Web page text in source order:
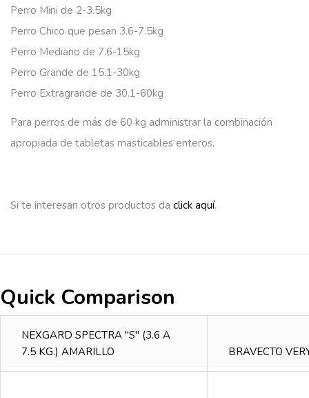
Perro Mini de 2-3.5kg
Perro Chico que pesan 3.6-7.5kg
Perro Mediano de 7.6-15kg
Perro Grande de 15.1-30kg
Perro Extragrande de 30.1-60kg
Para perros de más de 60 kg administrar la combinación
apropiada de tabletas masticables enteros.
Si te interesan otros productos da click aquí.
Quick Comparison
NEXGARD SPECTRA "S" (3.6 A
7.5 KG.) AMARILLO
BRAVECTO